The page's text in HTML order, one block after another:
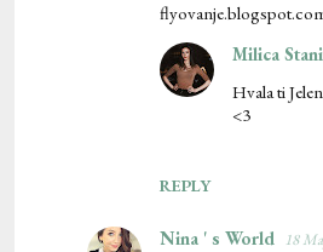
REPLY
Milica
Hvala ti
<3
Nina ' s World 18